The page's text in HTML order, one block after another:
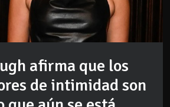
afirma que los
de intimidad son